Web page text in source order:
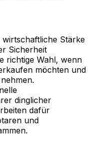
wirtschaftliche Stärke
Sicherheit
richtige Wahl, wenn
möchten und
dinglicher
dafür
und